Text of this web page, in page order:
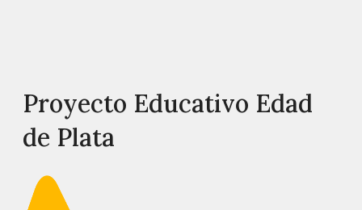
Proyecto Educativo Edad
de Plata